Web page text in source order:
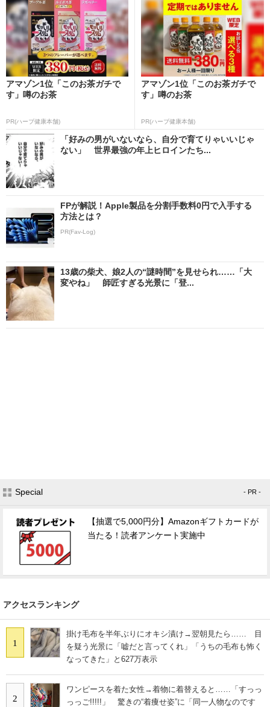
アマゾン1位「このお茶ガチで
す」噂のお茶
PR(ハーブ健康本舗)
アマゾン1位「このお茶ガチで
す」噂のお茶
PR(ハーブ健康本舗)
「好みの男がいないなら、自分で育てりゃいいじゃ
ない」 世界最強の年上ヒロインたち...
FPが解説！Apple製品を分割手数料0円で入手する
方法とは？
PR(Fav-Log)
13歳の柴犬、娘2人の“謎時間”を見せられ……「大
変やね」 師匠すぎる光景に「登...
Special - PR -
【抽選で5,000円分】Amazonギフトカードが
当たる！読者アンケート実施中
アクセスランキング
1
掛け毛布を半年ぶりにオキシ漬け→翌朝見たら…… 目
を疑う光景に「嘘だと言ってくれ」「うちの毛布も怖く
なってきた」と627万表示
2
ワンピースを着た女性→着物に着替えると……「すっっ
っっご!!!!!」 驚きの“着痩せ姿”に「同一人物なのです